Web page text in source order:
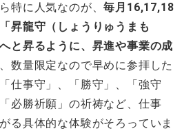
特に人気なのが、毎月16,17,18
昇龍守（しょうりゅうまも
と昇るように、昇進や事業の成
数量限定なので早めに参拝した
仕事守」、「勝守」、「強守
必勝祈願」の祈祷など、仕事
る具体的な体験がそろっていま